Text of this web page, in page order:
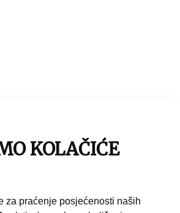
KOLAČIĆE
za praćenje posjećenosti naših